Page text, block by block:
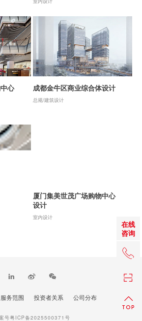
在线
咨询
+86
TOP
心
成都金牛区商业综合体设计
总规/建筑设计
厦门集美世茂广场购物中心
设计
室内设计
服务范围 投资者关系 公司分布
号粤ICP备2025500371号